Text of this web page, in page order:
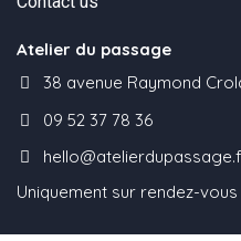
Atelier du passage
38 avenue Raymond
09 52 37 78 36
Uniquement sur rendez-vous